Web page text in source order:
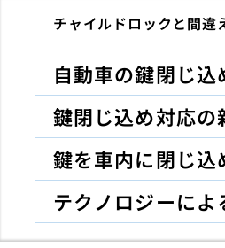
チャイルドロックと間違
自動車の鍵閉じ込
鍵閉じ込め対応
鍵を車内に閉じ込
テクノロジーに